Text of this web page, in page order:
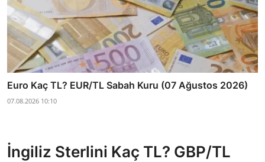
Euro Kaç TL? EUR/TL Sabah Kuru (07 Ağustos 2026)
07.08.2026 10:10
İngiliz Sterlini Kaç TL? GBP/TL